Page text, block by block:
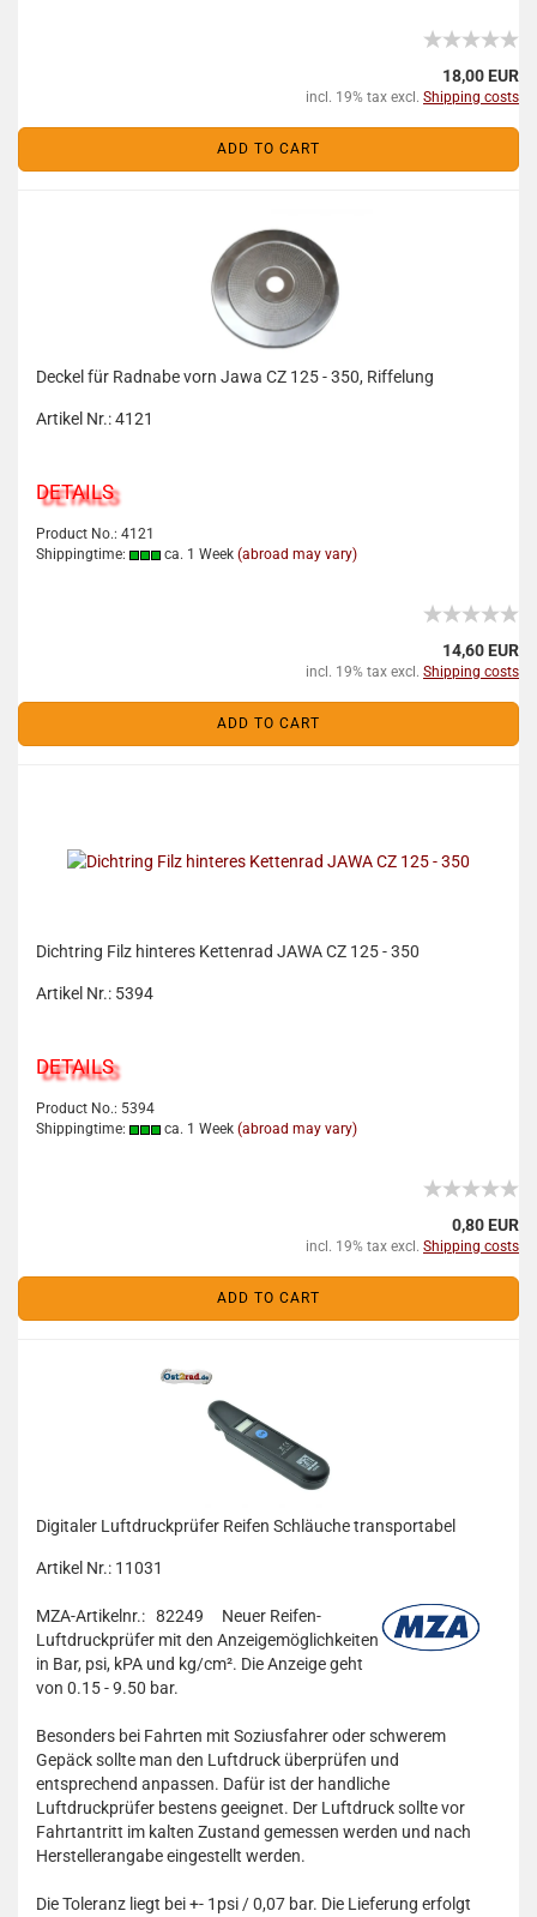
18,00 EUR
incl. 19% tax excl. Shipping costs
ADD TO CART
Deckel für Radnabe vorn Jawa CZ 125 - 350, Riffelung
Artikel Nr.: 4121
DETAILS
Product No.: 4121
Shippingtime:
ca. 1 Week (abroad may vary)
14,60 EUR
incl. 19% tax excl. Shipping costs
ADD TO CART
Dichtring Filz hinteres Kettenrad JAWA CZ 125 - 350
Artikel Nr.: 5394
DETAILS
Product No.: 5394
Shippingtime:
ca. 1 Week (abroad may vary)
0,80 EUR
incl. 19% tax excl. Shipping costs
ADD TO CART
Digitaler Luftdruckprüfer Reifen Schläuche transportabel
Artikel Nr.: 11031
MZA-Artikelnr.: 82249
Neuer Reifen-
Luftdruckprüfer mit den Anzeigemöglichkeiten
in Bar, psi, kPA und kg/cm². Die Anzeige geht
von 0.15 - 9.50 bar.
Besonders bei Fahrten mit Soziusfahrer oder schwerem
Gepäck sollte man den Luftdruck überprüfen und
entsprechend anpassen. Dafür ist der handliche
Luftdruckprüfer bestens geeignet. Der Luftdruck sollte vor
Fahrtantritt im kalten Zustand gemessen werden und nach
Herstellerangabe eingestellt werden.
Die Toleranz liegt bei +- 1psi / 0,07 bar. Die Lieferung erfolgt